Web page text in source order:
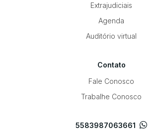
Extrajudiciais
Agenda
Auditório virtual
Contato
Fale Conosco
Trabalhe Conosco
5583987063661